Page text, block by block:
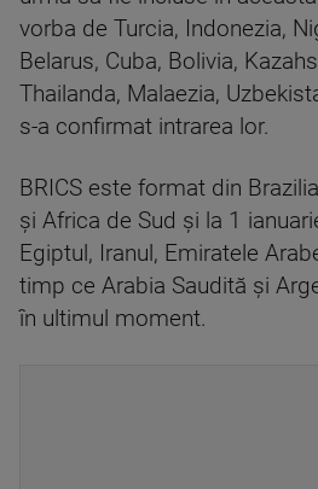
vorba de Turcia, Indonezia,
Belarus, Cuba, Bolivia,
Thailanda, Malaezia,
s-a confirmat intrarea lor.
BRICS este format din
şi Africa de Sud şi la 1
Egiptul, Iranul, Emiratele
timp ce Arabia Saudită şi
în ultimul moment.